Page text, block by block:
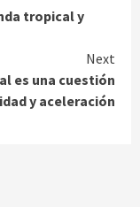
tropical y
Next
es una cuestión
y aceleración